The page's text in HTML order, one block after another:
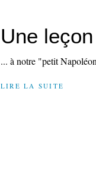
Une
... à notre "petit
LIRE LA SUITE